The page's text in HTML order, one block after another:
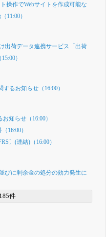
操作でWebサイトを作成可能な
11:00）
出荷データ連携サービス「出荷
）
るお知らせ（16:00）
知らせ（16:00）
16:00）
〕(連結)（16:00）
びに剰余金の処分の効力発生に
件